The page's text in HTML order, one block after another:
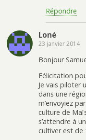
Répondre
Loné
23 janvier 2014
Bonjour
Félicitation
Je vais piloter
dans une
m’envoyiez
culture de
s’attendre à
cultiver est de